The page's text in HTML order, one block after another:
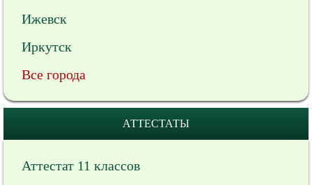
Ижевск
Иркутск
Все города
АТТЕСТАТЫ
Аттестат 11 классов